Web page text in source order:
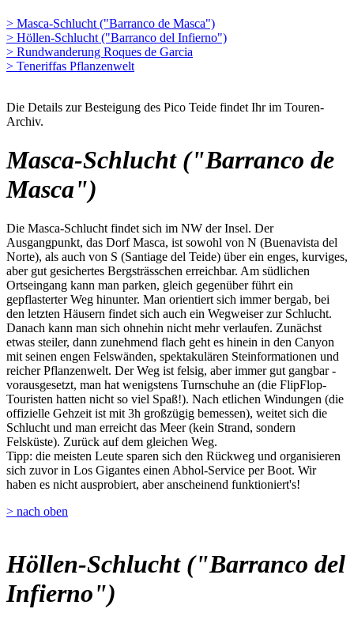
> Masca-Schlucht ("Barranco de Masca")
> Höllen-Schlucht ("Barranco del Infierno")
> Rundwanderung Roques de Garcia
> Teneriffas Pflanzenwelt
Die Details zur Besteigung des Pico Teide findet Ihr im Touren-
Archiv.
Masca-Schlucht ("Barranco de
Masca")
Die Masca-Schlucht findet sich im NW der Insel. Der
Ausgangpunkt, das Dorf Masca, ist sowohl von N (Buenavista del
Norte), als auch von S (Santiage del Teide) über ein enges, kurviges,
aber gut gesichertes Bergsträsschen erreichbar. Am südlichen
Ortseingang kann man parken, gleich gegenüber führt ein
gepflasterter Weg hinunter. Man orientiert sich immer bergab, bei
den letzten Häusern findet sich auch ein Wegweiser zur Schlucht.
Danach kann man sich ohnehin nicht mehr verlaufen. Zunächst
etwas steiler, dann zunehmend flach geht es hinein in den Canyon
mit seinen engen Felswänden, spektakulären Steinformationen und
reicher Pflanzenwelt. Der Weg ist felsig, aber immer gut gangbar -
vorausgesetzt, man hat wenigstens Turnschuhe an (die FlipFlop-
Touristen hatten nicht so viel Spaß!). Nach etlichen Windungen (die
offizielle Gehzeit ist mit 3h großzügig bemessen), weitet sich die
Schlucht und man erreicht das Meer (kein Strand, sondern
Felsküste). Zurück auf dem gleichen Weg.
Tipp: die meisten Leute sparen sich den Rückweg und organisieren
sich zuvor in Los Gigantes einen Abhol-Service per Boot. Wir
haben es nicht ausprobiert, aber anscheinend funktioniert's!
> nach oben
Höllen-Schlucht ("Barranco del
Infierno")